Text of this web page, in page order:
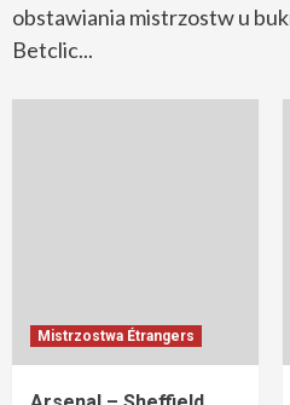
obstawiania mistrzostw u
Betclic...
Mistrzostwa Étrangers